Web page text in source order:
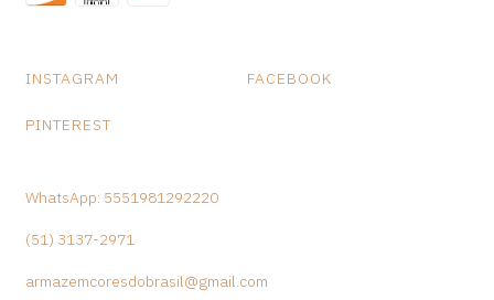
INSTAGRAM FACEBOOK
PINTEREST
WhatsApp: 5551981292220
(51) 3137-2971
armazemcoresdobrasil@gmail.com